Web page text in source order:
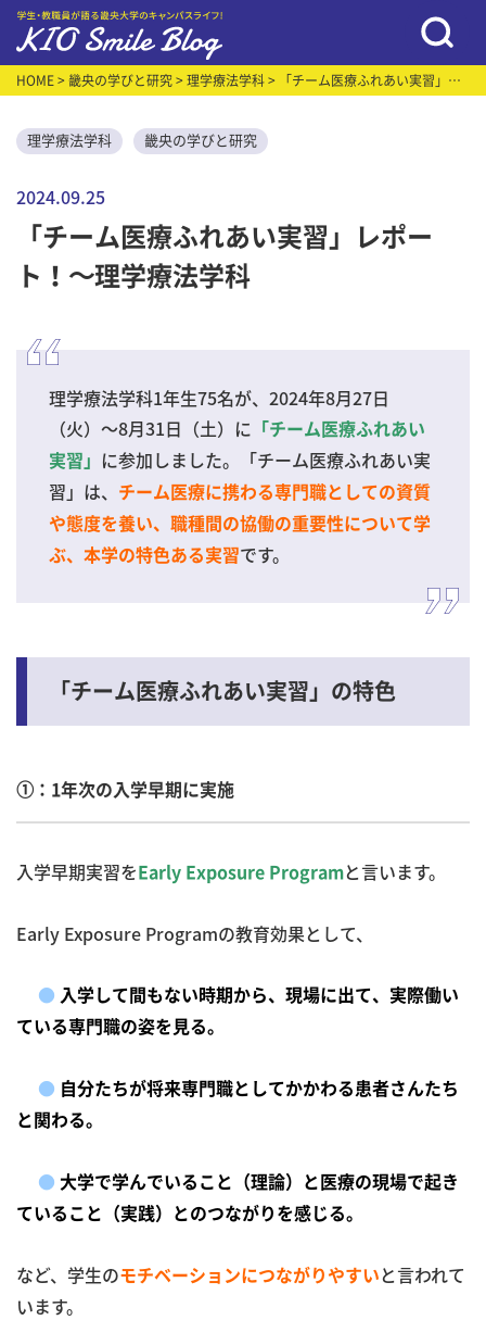
HOME > 畿央の学びと研究 > 理学療法学科 > 「チーム医療ふれあい実習」レ
ポート！～理学療法学科
理学療法学科 畿央の学びと研究
2024.09.25
「チーム医療ふれあい実習」レポー
ト！～理学療法学科
理学療法学科1年生75名が、2024年8月27日
（火）～8月31日（土）に 「チーム医療ふれあい
実習」
に参加しました。「チーム医療ふれあい実
習」は、
チーム医療に携わる専門職としての資質
や態度を養い、職種間の協働の重要性について学
ぶ、本学の特色ある実習です。
「チーム医療ふれあい実習」の特色
①：1年次の入学早期に実施
入学早期実習を Early Exposure Programと言います。
Early Exposure Programの教育効果として、
● 入学して間もない時期から、現場に出て、実際働い
ている専門職の姿を見る。
● 自分たちが将来専門職としてかかわる患者さんたち
と関わる。
● 大学で学んでいること（理論）と医療の現場で起き
ていること（実践）とのつながりを感じる。
など、学生のモチベーションにつながりやすいと言われて
います。